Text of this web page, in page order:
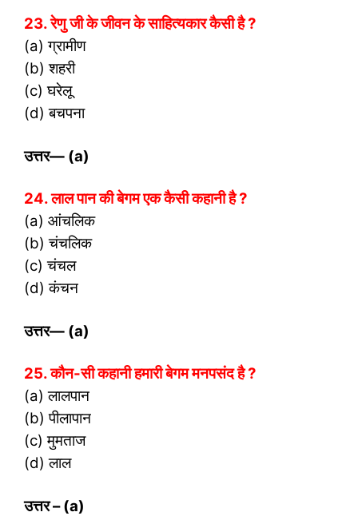
23. रेणु जी के जीवन के साहित्यकार कैसी है ?
(a) ग्रामीण
(b) शहरी
(c) घरेलू
(d) बचपना
उत्तर— (a)
24. लाल पान की बेगम एक कैसी कहानी है ?
(a) आंचलिक
(b) चंचलिक
(c) चंचल
(d) कंचन
उत्तर— (a)
25. कौन-सी कहानी हमारी बेगम मनपसंद है ?
(a) लालपान
(b) पीलापान
(c) मुमताज
(d) लाल
उत्तर– (a)